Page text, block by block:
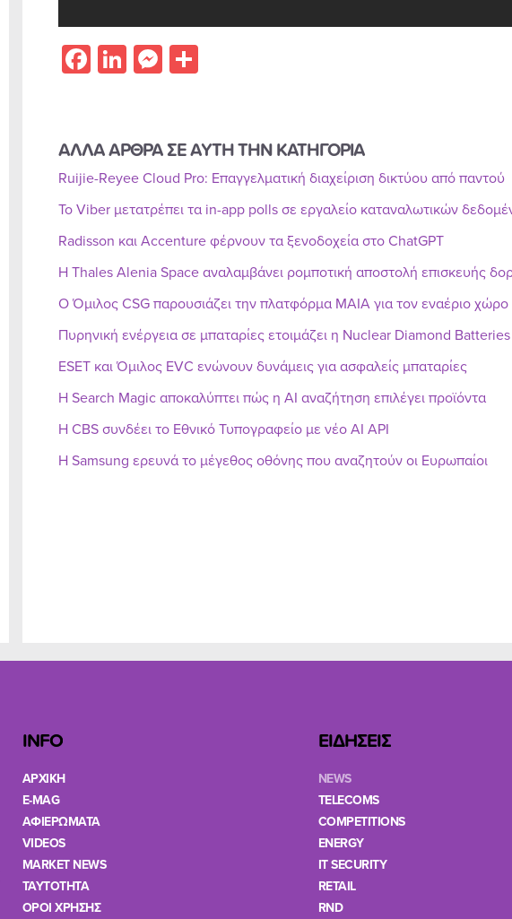
Facebook
LinkedIn
Messenger
Share
ΑΛΛΑ ΑΡΘΡΑ ΣΕ ΑΥΤΗ ΤΗΝ ΚΑΤΗΓΟΡΙΑ
Ruijie-Reyee Cloud Pro: Επαγγελματική διαχείριση δικτύου από παντού
Το Viber μετατρέπει τα in-app polls σε εργαλείο καταναλωτικών
Radisson και Accenture φέρνουν τα ξενοδοχεία στο ChatGPT
Η Thales Alenia Space αναλαμβάνει ρομποτική αποστολή επισκευής
Ο Όμιλος CSG παρουσιάζει την πλατφόρμα MAIA για τον εναέριο χώρο
Πυρηνική ενέργεια σε μπαταρίες ετοιμάζει η Nuclear Diamond Batteries
ESET και Όμιλος EVC ενώνουν δυνάμεις για ασφαλείς μπαταρίες
Η Search Magic αποκαλύπτει πώς η AI αναζήτηση επιλέγει προϊόντα
Η CBS συνδέει το Εθνικό Τυπογραφείο με νέο AI API
Η Samsung ερευνά το μέγεθος οθόνης που αναζητούν οι Ευρωπαίοι
INFO
ΑΡΧΙΚΗ
E-MAG
ΑΦΙΕΡΩΜΑΤΑ
VIDEOS
MARKET NEWS
TAYTOTHTA
ΟΡΟΙ ΧΡΗΣΗΣ
ΕΙΔΗΣΕΙΣ
NEWS
TELECOMS
COMPETITIONS
ENERGY
IT SECURITY
RETAIL
RND